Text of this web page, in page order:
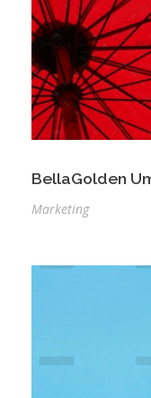
BellaGolden
Marketing